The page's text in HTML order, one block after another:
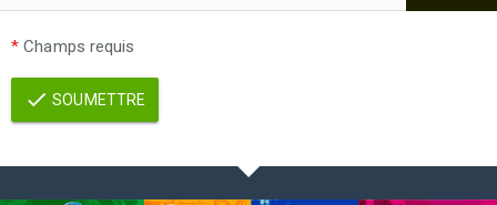
* Champs requis
SOUMETTRE